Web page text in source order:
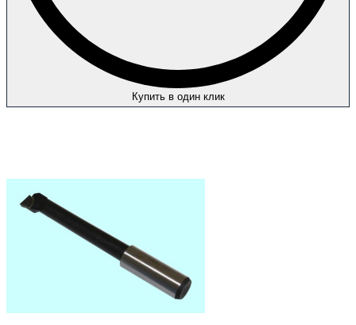
Купить в один клик